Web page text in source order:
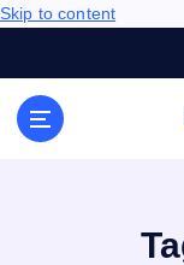
Skip to content